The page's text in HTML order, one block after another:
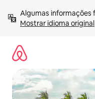
para
Mostrar idioma original